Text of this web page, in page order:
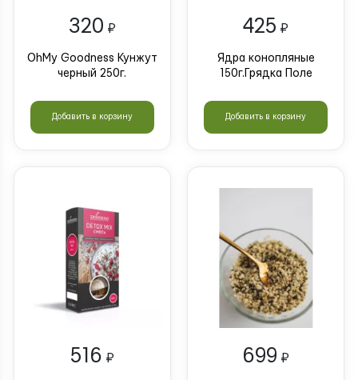
320 ₽
OhMy Goodness Кунжут
черный 250г.
Добавить в корзину
425 ₽
Ядра конопляные
150г.Грядка Поле
Добавить в корзину
516 ₽ 699 ₽